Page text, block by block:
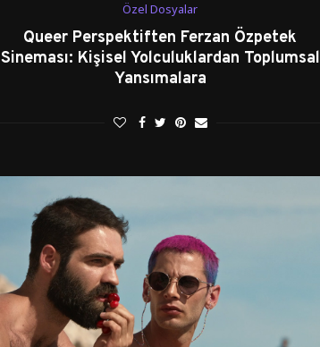
Özel Dosyalar
Queer Perspektiften Ferzan Özpetek
Sineması: Kişisel Yolculuklardan Toplumsal
Yansımalara